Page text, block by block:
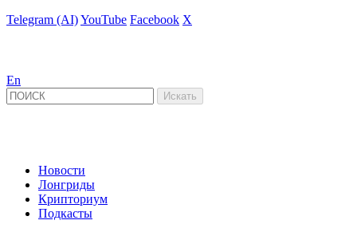
Telegram (AI)YouTube Facebook X
En
Новости
Лонгриды
Крипториум
Подкасты